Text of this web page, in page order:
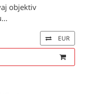
objektiv
EUR